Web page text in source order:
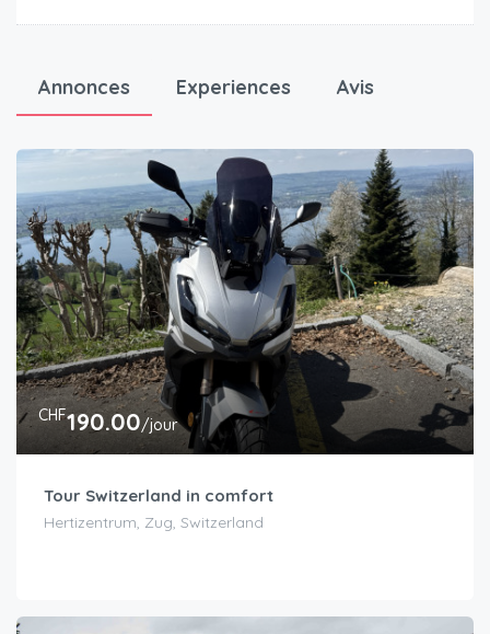
Annonces Experiences Avis
CHF190.00/jour
Tour Switzerland in comfort
Hertizentrum, Zug, Switzerland